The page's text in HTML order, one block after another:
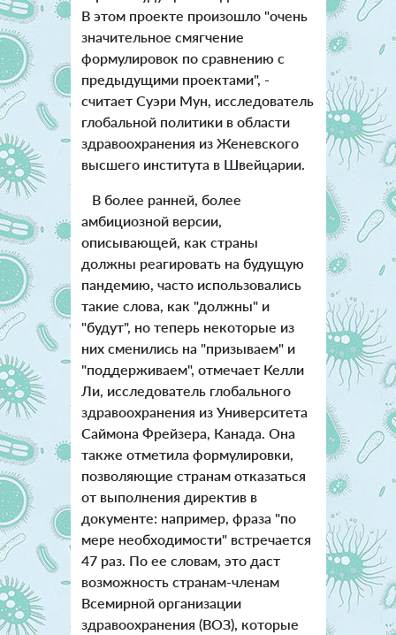
В этом проекте произошло "очень
значительное смягчение
формулировок по сравнению с
предыдущими проектами", -
считает Суэри Мун, исследователь
глобальной политики в области
здравоохранения из Женевского
высшего института в Швейцарии.
В более ранней, более
амбициозной версии,
описывающей, как страны
должны реагировать на будущую
пандемию, часто использовались
такие слова, как "должны" и
"будут", но теперь некоторые из
них сменились на "призываем" и
"поддерживаем", отмечает Келли
Ли, исследователь глобального
здравоохранения из Университета
Саймона Фрейзера, Канада. Она
также отметила формулировки,
позволяющие странам отказаться
от выполнения директив в
документе: например, фраза "по
мере необходимости" встречается
47 раз. По ее словам, это даст
возможность странам-членам
Всемирной организации
здравоохранения (ВОЗ), которые